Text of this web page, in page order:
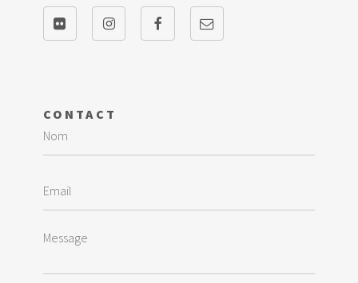
CONTACT